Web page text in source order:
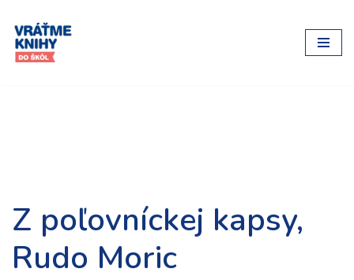
Preskočiť
na
Z poľovníckej kapsy,
Rudo Moric